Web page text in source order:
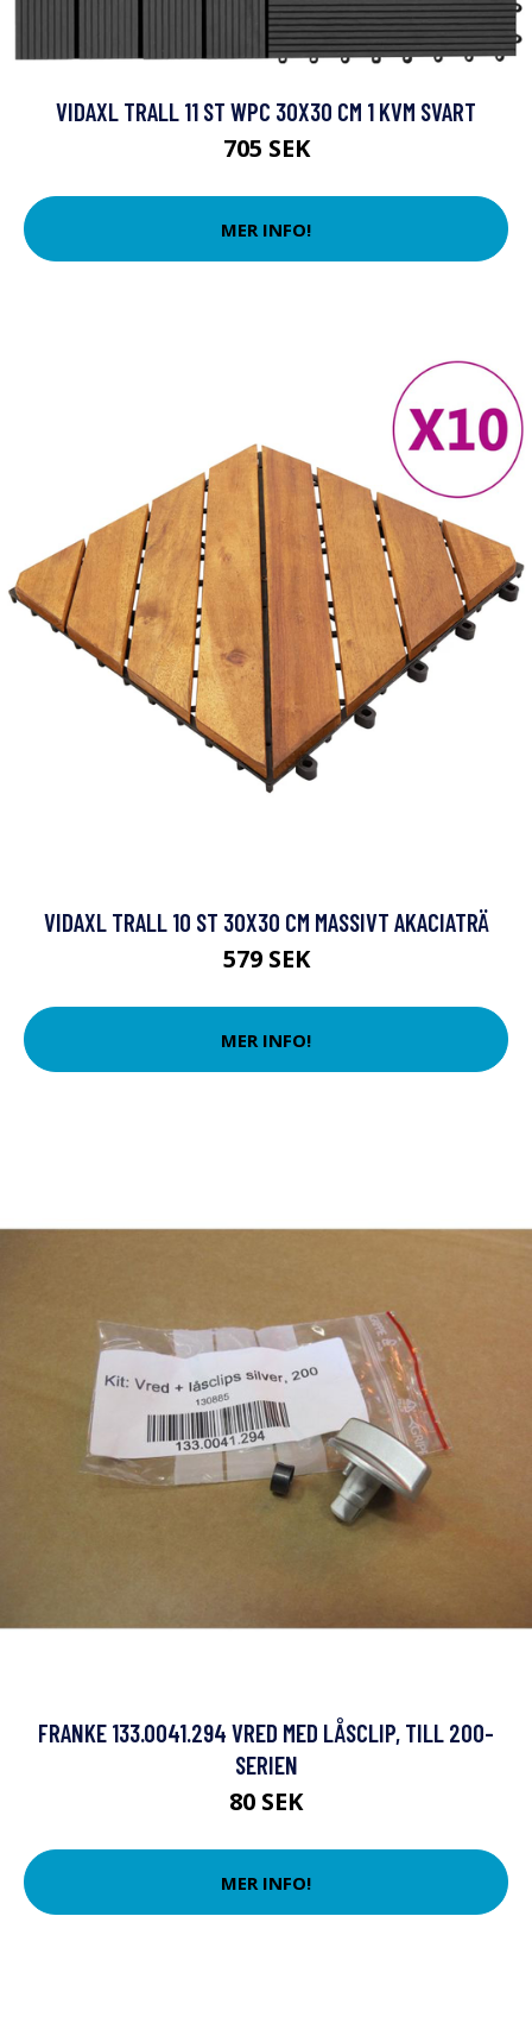
VIDAXL TRALL 11 ST WPC 30X30 CM 1 KVM SVART
705 SEK
MER INFO!
VIDAXL TRALL 10 ST 30X30 CM MASSIVT AKACIATRÄ
579 SEK
MER INFO!
FRANKE 133.0041.294 VRED MED LÅSCLIP, TILL 200-
SERIEN
80 SEK
MER INFO!